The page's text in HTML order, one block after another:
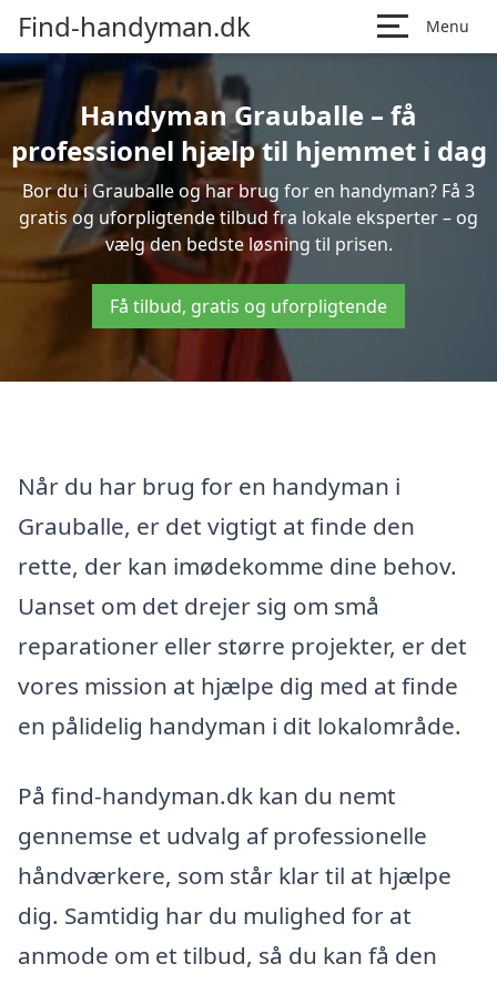
Find-handyman.dk Menu
Handyman Grauballe – få
professionel hjælp til hjemmet i dag
Bor du i Grauballe og har brug for en handyman? Få 3
gratis og uforpligtende tilbud fra lokale eksperter – og
vælg den bedste løsning til prisen.
Få tilbud, gratis og uforpligtende
Når du har brug for en handyman i
Grauballe, er det vigtigt at finde den
rette, der kan imødekomme dine behov.
Uanset om det drejer sig om små
reparationer eller større projekter, er det
vores mission at hjælpe dig med at finde
en pålidelig handyman i dit lokalområde.
På find-handyman.dk kan du nemt
gennemse et udvalg af professionelle
håndværkere, som står klar til at hjælpe
dig. Samtidig har du mulighed for at
anmode om et tilbud, så du kan få den